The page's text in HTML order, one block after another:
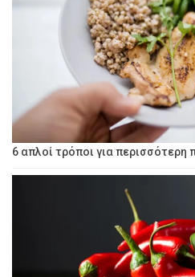
6 απλοί τρόποι για